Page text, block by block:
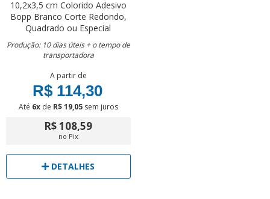
10,2x3,5 cm Colorido Adesivo
Bopp Branco Corte Redondo,
Quadrado ou Especial
Produção: 10 dias úteis + o tempo de
transportadora
A partir de
R$ 114,30
Até 6xde R$ 19,05sem juros
R$ 108,59
no Pix
DETALHES